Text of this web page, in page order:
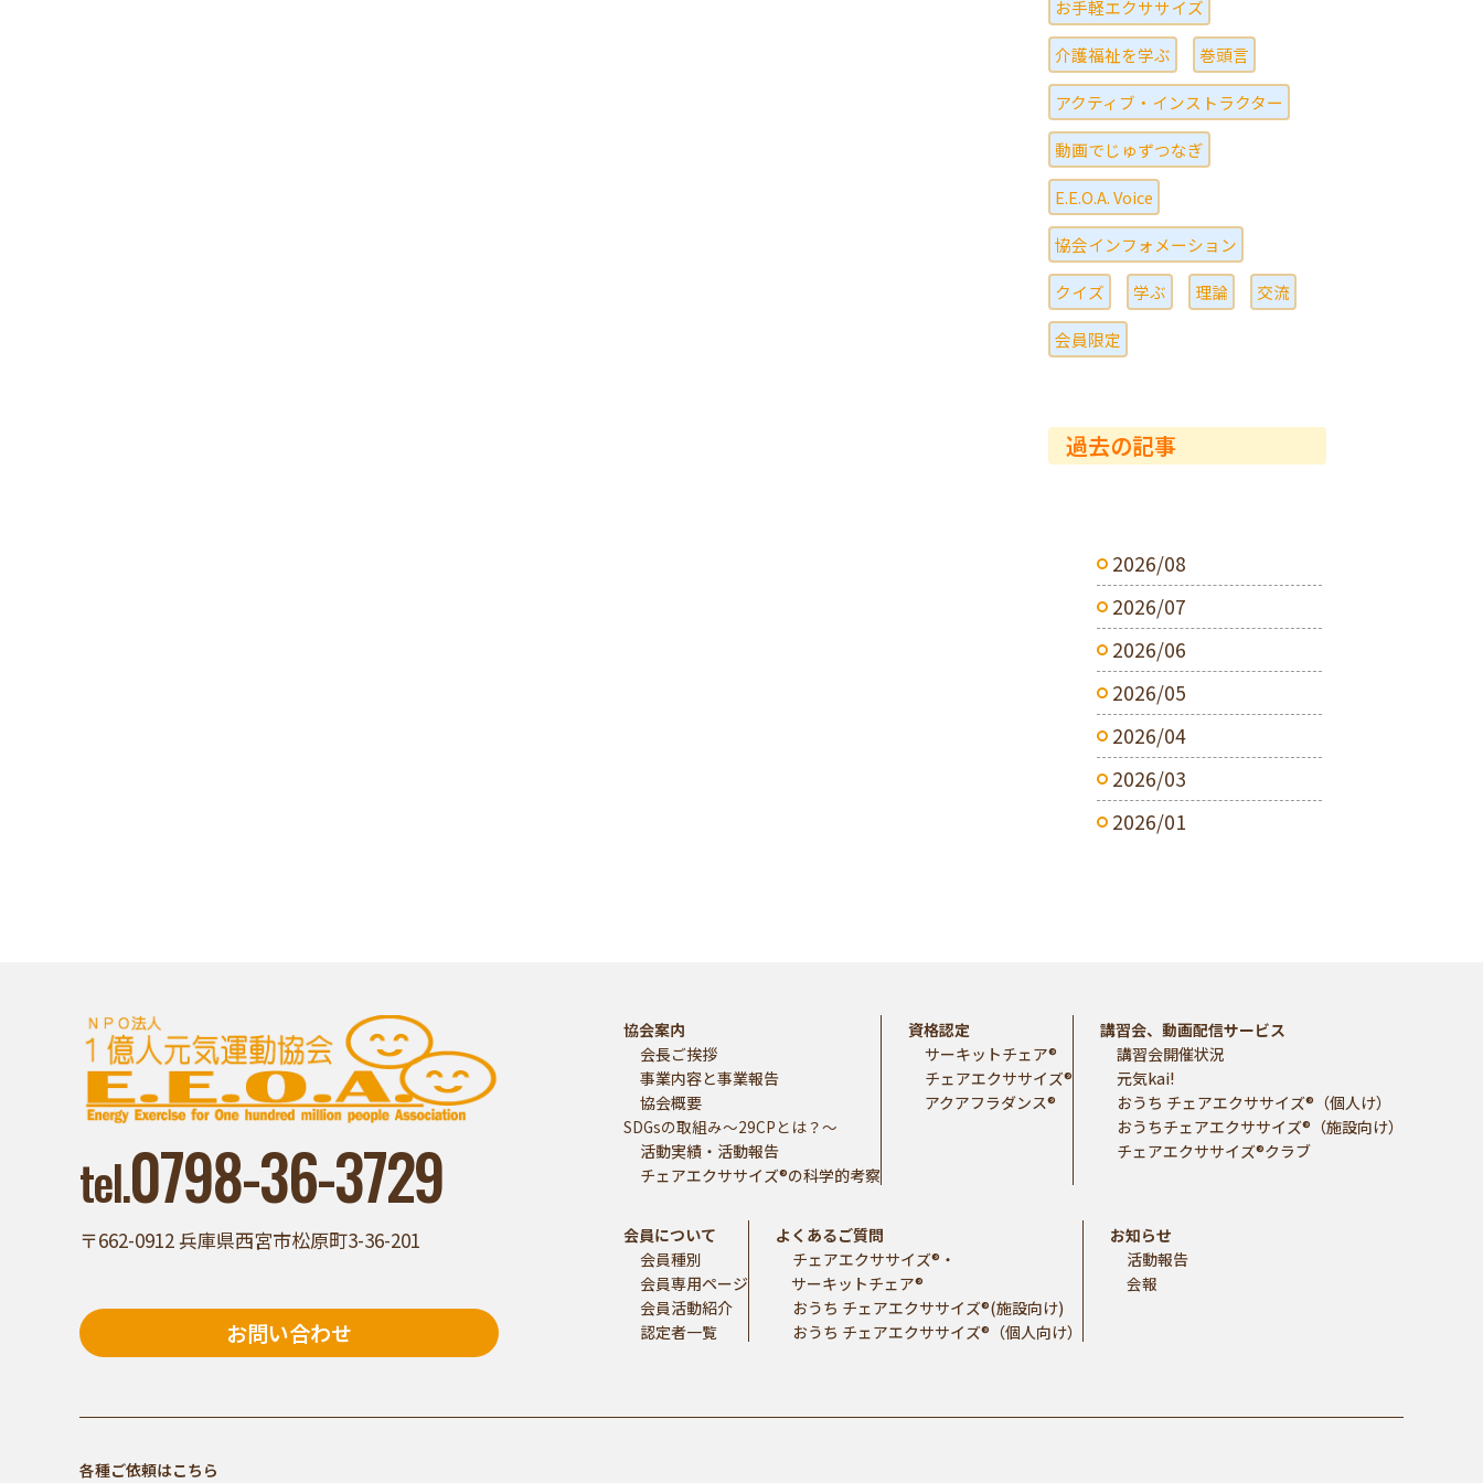
お手軽エクササイズ
介護福祉を学ぶ 巻頭言
アクティブ・インストラクター
動画でじゅずつなぎ
E.E.O.A. Voice
協会インフォメーション
クイズ 学ぶ 理論 交流
会員限定
過去の記事
2026/08
2026/07
2026/06
2026/05
2026/04
2026/03
2026/01
tel.0798-36-3729
〒662-0912 兵庫県西宮市松原町3-36-201
お問い合わせ
協会案内
会長ご挨拶
事業内容と事業報告
協会概要
SDGsの取組み～29CPとは？～
活動実績・活動報告
チェアエクササイズ®の科学的考察
資格認定
サーキットチェア®
チェアエクササイズ®
アクアフラダンス®
講習会、動画配信サービス
講習会開催状況
元気kai!
おうち チェアエクササイズ®（個人け）
おうちチェアエクササイズ®（施設向け）
チェアエクササイズ®クラブ
会員について
会員種別
会員専用ページ
会員活動紹介
認定者一覧
よくあるご質問
チェアエクササイズ®・
サーキットチェア®
おうち チェアエクササイズ®(施設向け)
おうち チェアエクササイズ®（個人向け）
お知らせ
活動報告
会報
各種ご依頼はこちら